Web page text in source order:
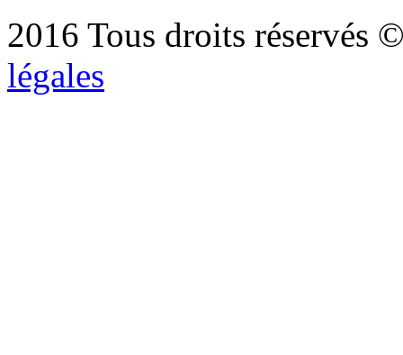
2016 Tous droits réservés
légales